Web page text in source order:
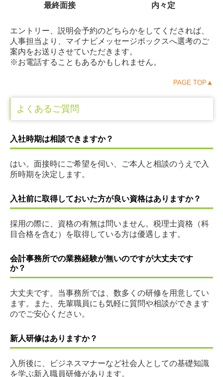
最終面接 内々定
エントリー、説明会予約のどちらかをしてくだされば、
人事担当より、マイナビメッセージボックスへ選考のご
案内をお送りさせていただきます。
※お電話することもあるかもしれません。
PAGE TOP▲
よくあるご質問
入社時期は相談できますか？
はい。面接時にご希望を伺い、ご本人と相談のうえで入
所時期を決定します。
入社前に取得しておいた方が良い資格はありますか？
採用の際に、資格の有無は問いません。税理士資格（科
目合格を含む）を取得している方は優遇します。
会計事務所での業務経験が無いのですが大丈夫です
か？
大丈夫です。当事務所では、数多くの研修を用意してい
ます。また、先輩職員にも気軽に質問や相談ができます
のでご安心ください。
新人研修はありますか？
入所後に、ビジネスマナーなど社会人としての基礎知識
を学ぶ新入職員研修があります。